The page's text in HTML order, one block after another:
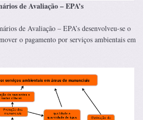
de Avaliação – EPA’s
de Avaliação – EPA’s desenvolveu-se o
o pagamento por serviços ambientais em